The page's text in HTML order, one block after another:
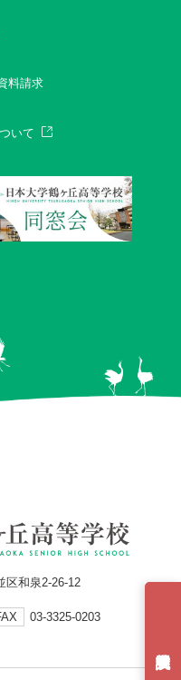
料請求
いて
和泉2-26-12
03-3325-0203